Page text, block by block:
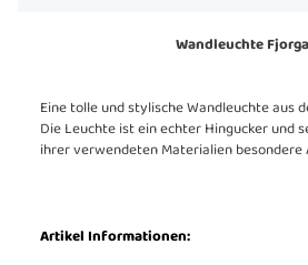
Wandleuchte
Eine tolle und stylische Wandleuchte aus
Die Leuchte ist ein echter Hingucker und
ihrer verwendeten Materialien besondere
Artikel Informationen: